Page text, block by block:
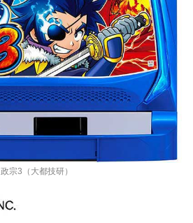
政宗3（大都技研）